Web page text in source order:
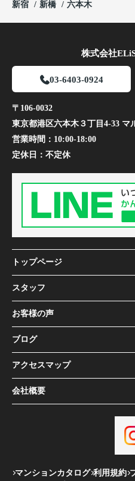
新宿
新橋 六本木
株式会社
03-6403-0924
〒106-0032
東京都港区六本木３丁目4-33 マ
営業時間： 10:00-18:00
定休日： 不定休
トップページ
スタッフ
お客様の声
ブログ
アクセスマップ
会社概要
マンションカタログ 利用規約